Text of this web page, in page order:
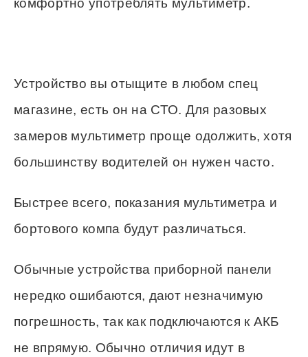
Устройство вы отыщите в любом спец
магазине, есть он на СТО. Для разовых
замеров мультиметр проще одолжить, хотя
большинству водителей он нужен часто.
Быстрее всего, показания мультиметра и
бортового компа будут различаться.
Обычные устройства приборной панели
нередко ошибаются, дают незначимую
погрешность, так как подключаются к АКБ
не впрямую. Обычно отличия идут в